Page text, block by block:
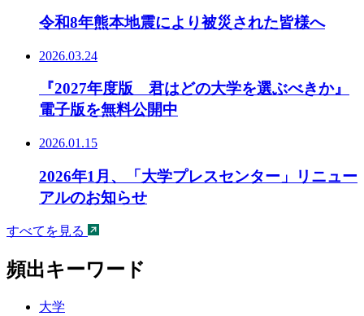
令和8年熊本地震により被災された皆様へ
2026.03.24
『2027年度版 君はどの大学を選ぶべきか』
電子版を無料公開中
2026.01.15
2026年1月、「大学プレスセンター」リニュー
アルのお知らせ
すべてを見る
頻出キーワード
大学